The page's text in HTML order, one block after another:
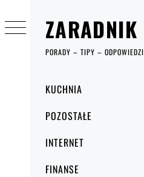
ZARADNIK
PORADY – TIPY – ODPOWIEDZI
główneKUCHNIA
POZOSTAŁE
INTERNET
FINANSE
do
treści